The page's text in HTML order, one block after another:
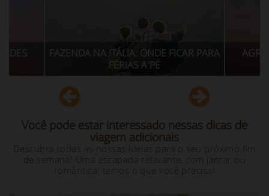
NA ITÁLIA: ONDE FICAR PARA
AGROTURISMO COM
Você pode estar interessado nessas dicas de
viagem adicionais
Descubra todas as nossas ideias para o seu próximo fim
de semana! Uma escapada relaxante, com jantar ou
romântica: temos o que você precisa!